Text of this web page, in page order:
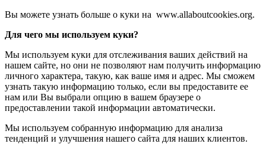
Вы можете узнать больше о куки на www.allaboutcookies.org.
Для чего мы используем куки?
Мы используем куки для отслеживания ваших действий на
нашем сайте, но они не позволяют нам получить информацию
личного характера, такую, как ваше имя и адрес. Мы сможем
узнать такую информацию только, если вы предоставите ее
нам или Вы выбрали опцию в вашем браузере о
предоставлении такой информации автоматически.
Мы используем собранную информацию для анализа
тенденций и улучшения нашего сайта для наших клиентов.